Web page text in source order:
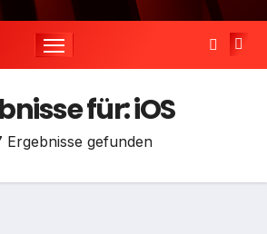
für:iOS
Ergebnisse gefunden